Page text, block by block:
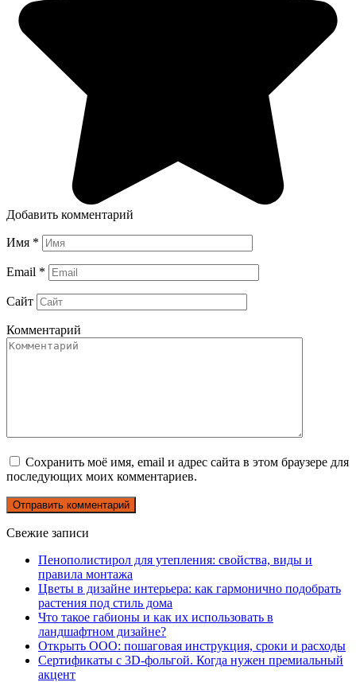
Добавить комментарий
Имя *
Email *
Сайт
Комментарий
Сохранить моё имя, email и адрес сайта в этом браузере для
последующих моих комментариев.
Свежие записи
Пенополистирол для утепления: свойства, виды и
правила монтажа
Цветы в дизайне интерьера: как гармонично подобрать
растения под стиль дома
Что такое габионы и как их использовать в
ландшафтном дизайне?
Открыть ООО: пошаговая инструкция, сроки и расходы
Сертификаты с 3D-фольгой. Когда нужен премиальный
акцент